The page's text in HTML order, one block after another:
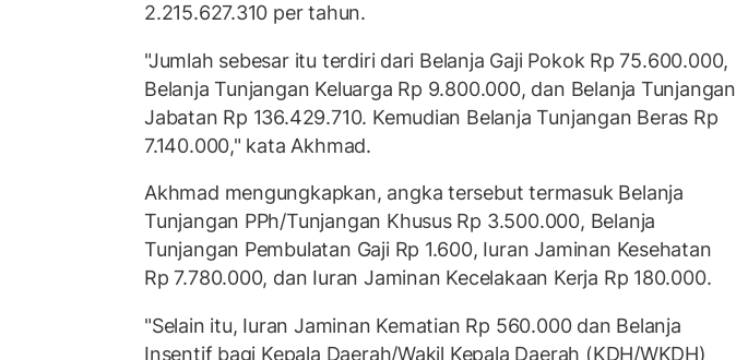
2.215.627.310 per tahun.
"Jumlah sebesar itu terdiri dari Belanja Gaji Pokok Rp 75.600.000,
Belanja Tunjangan Keluarga Rp 9.800.000, dan Belanja Tunjangan
Jabatan Rp 136.429.710. Kemudian Belanja Tunjangan Beras Rp
7.140.000," kata Akhmad.
Akhmad mengungkapkan, angka tersebut termasuk Belanja
Tunjangan PPh/Tunjangan Khusus Rp 3.500.000, Belanja
Tunjangan Pembulatan Gaji Rp 1.600, Iuran Jaminan Kesehatan
Rp 7.780.000, dan Iuran Jaminan Kecelakaan Kerja Rp 180.000.
"Selain itu, Iuran Jaminan Kematian Rp 560.000 dan Belanja
Insentif bagi Kepala Daerah/Wakil Kepala Daerah (KDH/WKDH)